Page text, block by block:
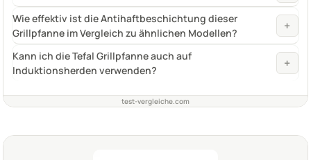
Wie effektiv ist die Antihaftbeschichtung dieser
Grillpfanne im Vergleich zu ähnlichen Modellen?
+
Kann ich die Tefal Grillpfanne auch auf
Induktionsherden verwenden?
+
test-vergleiche.com